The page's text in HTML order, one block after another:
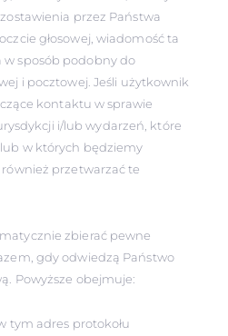
przez Państwa
głosowej, wiadomość ta
sposób podobny do
i pocztowej. Jeśli użytkownik
kontaktu w sprawie
i/lub wydarzeń, które
w których będziemy
przetwarzać te
zbierać pewne
gdy odwiedzą Państwo
Powyższe obejmuje:
tym adres protokołu